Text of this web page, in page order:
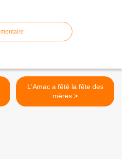
L'Amac a fêté la fête des
mères >